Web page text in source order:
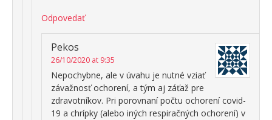
Odpovedať
Pekos
26/10/2020 at 9:35
Nepochybne, ale v úvahu je nutné vziať
závažnosť ochorení, a tým aj záťaž pre
zdravotníkov. Pri porovnaní počtu ochorení covid-
19 a chrípky (alebo iných respiračných ochorení) v